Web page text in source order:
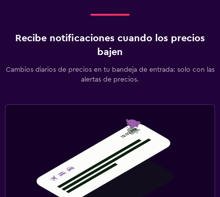
Cuna/cama nido disponibles
Barreras de seguridad para niños
Recibe notificaciones cuando los precios
bajen
Cambios diarios de precios en tu bandeja de entrada: solo con las
alertas de precios.